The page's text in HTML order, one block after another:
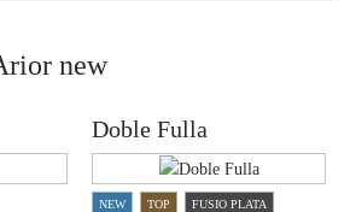
new
Doble Fulla
NEW TOP FUSIO PLATA